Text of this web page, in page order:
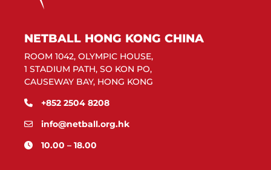
NETBALL HONG KONG CHINA
ROOM 1042, OLYMPIC HOUSE,
1 STADIUM PATH, SO KON PO,
CAUSEWAY BAY, HONG KONG
+852 2504 8208
info@netball.org.hk
10.00 – 18.00